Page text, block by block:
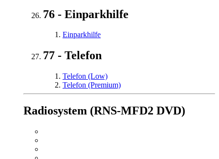
76 - Einparkhilfe
Einparkhilfe
77 - Telefon
Telefon (Low)
Telefon (Premium)
Radiosystem (RNS-MFD2 DVD)